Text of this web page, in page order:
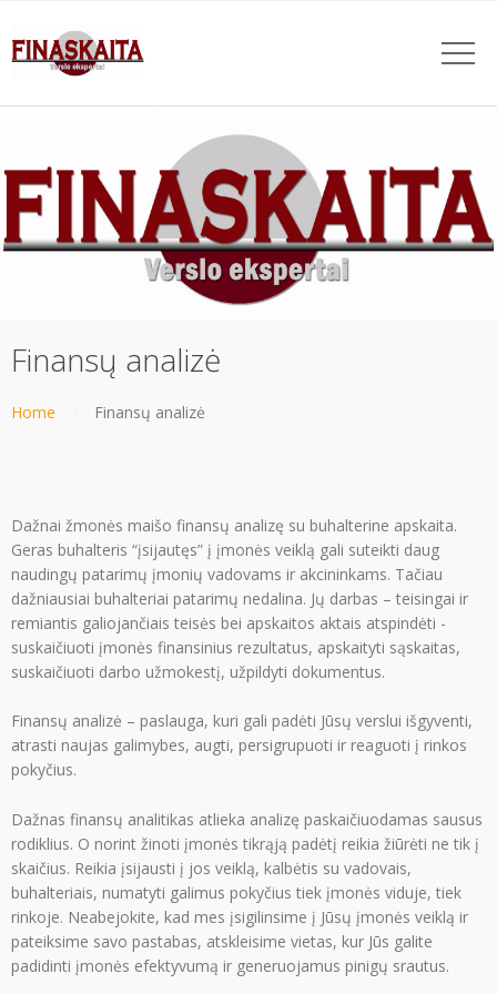
Finansų analizė
Home Finansų analizė
Dažnai žmonės maišo finansų analizę su buhalterine apskaita.
Geras buhalteris “įsijautęs” į įmonės veiklą gali suteikti daug
naudingų patarimų įmonių vadovams ir akcininkams. Tačiau
dažniausiai buhalteriai patarimų nedalina. Jų darbas – teisingai ir
remiantis galiojančiais teisės bei apskaitos aktais atspindėti -
suskaičiuoti įmonės finansinius rezultatus, apskaityti sąskaitas,
suskaičiuoti darbo užmokestį, užpildyti dokumentus.
Finansų analizė – paslauga, kuri gali padėti Jūsų verslui išgyventi,
atrasti naujas galimybes, augti, persigrupuoti ir reaguoti į rinkos
pokyčius.
Dažnas finansų analitikas atlieka analizę paskaičiuodamas sausus
rodiklius. O norint žinoti įmonės tikrąją padėtį reikia žiūrėti ne tik į
skaičius. Reikia įsijausti į jos veiklą, kalbėtis su vadovais,
buhalteriais, numatyti galimus pokyčius tiek įmonės viduje, tiek
rinkoje. Neabejokite, kad mes įsigilinsime į Jūsų įmonės veiklą ir
pateiksime savo pastabas, atskleisime vietas, kur Jūs galite
padidinti įmonės efektyvumą ir generuojamus pinigų srautus.